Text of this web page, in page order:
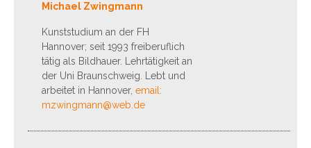
Michael Zwingmann
Kunststudium an der FH
Hannover; seit 1993 freiberuflich
tätig als Bildhauer. Lehrtätigkeit an
der Uni Braunschweig. Lebt und
arbeitet in Hannover, email:
mzwingmann@web.de